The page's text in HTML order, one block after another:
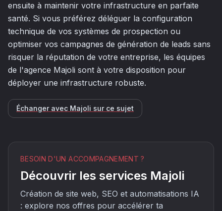
ensuite à maintenir votre infrastructure en parfaite
santé. Si vous préférez déléguer la configuration
technique de vos systèmes de prospection ou
optimiser vos campagnes de génération de leads sans
risquer la réputation de votre entreprise, les équipes
de l'agence Majoli sont à votre disposition pour
déployer une infrastructure robuste.
Échanger avec Majoli sur ce sujet
BESOIN D'UN ACCOMPAGNEMENT ?
Découvrir les services Majoli
Création de site web, SEO et automatisations IA
: explore nos offres pour accélérer ta